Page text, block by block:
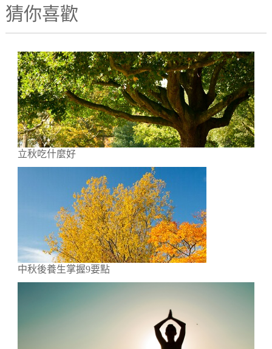
猜你喜歡
立秋吃什麼好
中秋後養生掌握9要點